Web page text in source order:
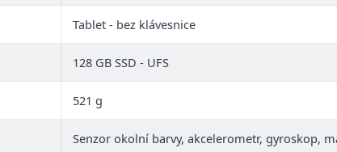
Tablet - bez klávesnice
128 GB SSD - UFS
521 g
Senzor okolní barvy, akcelerometr, gyroskop,